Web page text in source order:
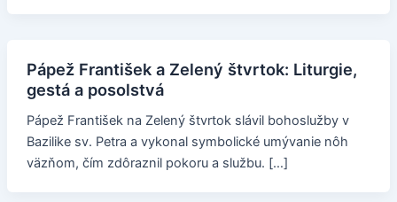
Pápež František a Zelený štvrtok: Liturgie,
gestá a posolstvá
Pápež František na Zelený štvrtok slávil bohoslužby v
Bazilike sv. Petra a vykonal symbolické umývanie nôh
väzňom, čím zdôraznil pokoru a službu. […]